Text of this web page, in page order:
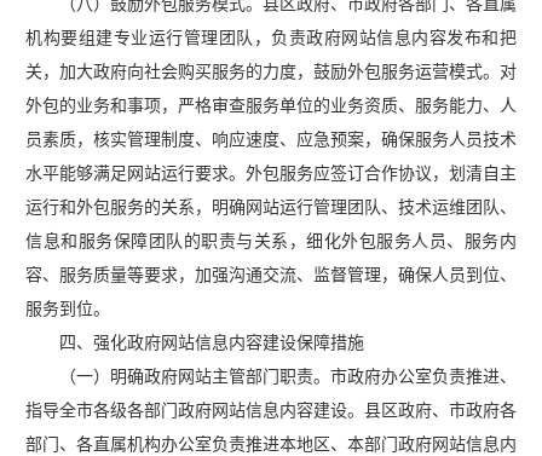
（八）鼓励外包服务模式。县区政府、市政府各部门、各直属
机构要组建专业运行管理团队，负责政府网站信息内容发布和把
关，加大政府向社会购买服务的力度，鼓励外包服务运营模式。对
外包的业务和事项，严格审查服务单位的业务资质、服务能力、人
员素质，核实管理制度、响应速度、应急预案，确保服务人员技术
水平能够满足网站运行要求。外包服务应签订合作协议，划清自主
运行和外包服务的关系，明确网站运行管理团队、技术运维团队、
信息和服务保障团队的职责与关系，细化外包服务人员、服务内
容、服务质量等要求，加强沟通交流、监督管理，确保人员到位、
服务到位。
四、强化政府网站信息内容建设保障措施
（一）明确政府网站主管部门职责。市政府办公室负责推进、
指导全市各级各部门政府网站信息内容建设。县区政府、市政府各
部门、各直属机构办公室负责推进本地区、本部门政府网站信息内